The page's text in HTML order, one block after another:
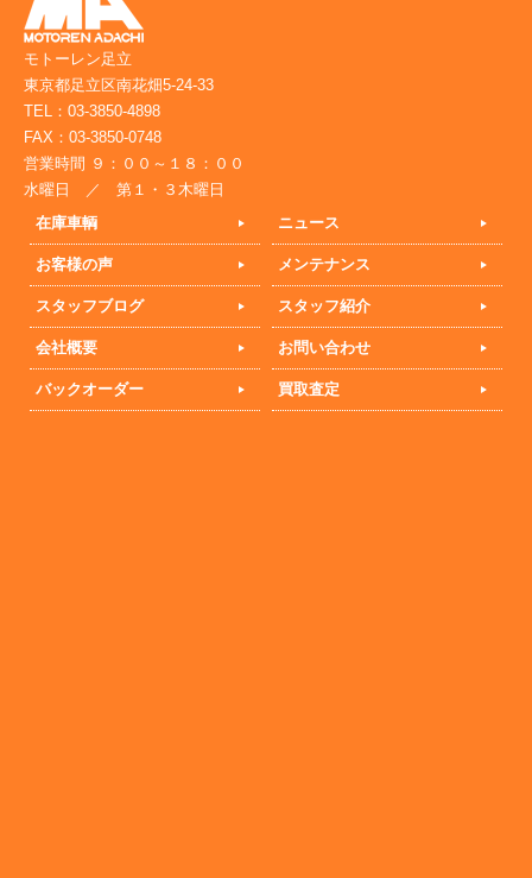
モトーレン足立
東京都足立区南花畑5-24-33
TEL：03-3850-4898
FAX：03-3850-0748
営業時間 ９：００～１８：００
水曜日 ／ 第１・３木曜日
在庫車輌
ニュース
お客様の声 メンテナンス
スタッフブログ スタッフ紹介
会社概要 お問い合わせ
バックオーダー 買取査定